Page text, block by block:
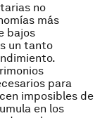
no
más
bajos
un tanto
para
imposibles de
en los